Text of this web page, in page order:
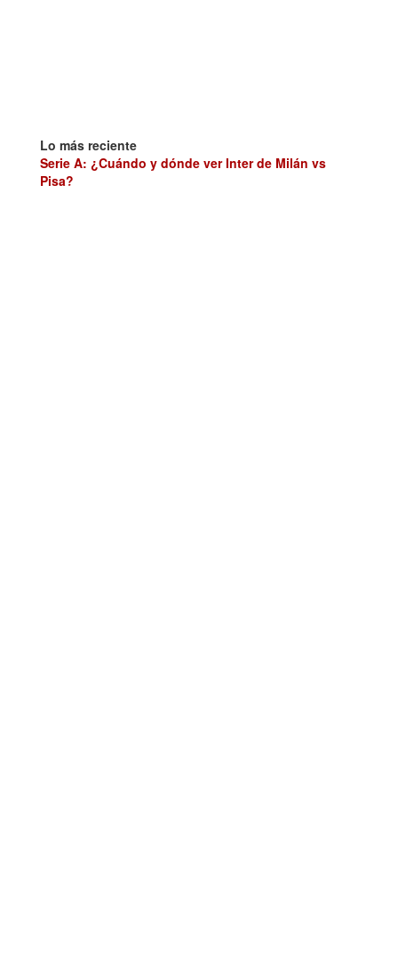
Lo más reciente
Serie A: ¿Cuándo y dónde ver Inter de Milán vs
Pisa?